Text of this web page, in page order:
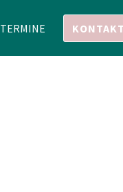
TERMINE KONTAKT